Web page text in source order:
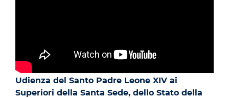
Udienza del Santo Padre Leone XIV ai
Superiori della Santa Sede, dello Stato della